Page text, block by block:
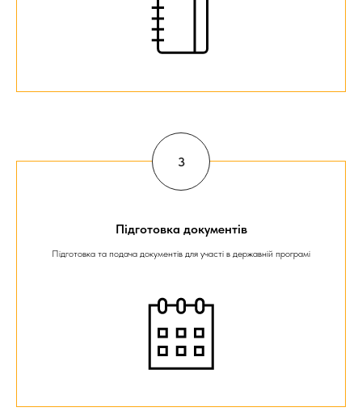
Підготовка документів
Підготовка та подача документів для участі в державній програмі